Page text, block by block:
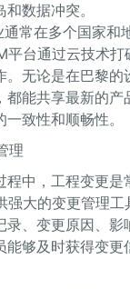
数据冲突。
常在多个国家和
平台通过云技术打
。无论是在巴黎的
都能共享最新的产
致性和顺畅性。
理
程中，工程变更是
强大的变更管理工
录、变更原因、影
能够及时获得变更